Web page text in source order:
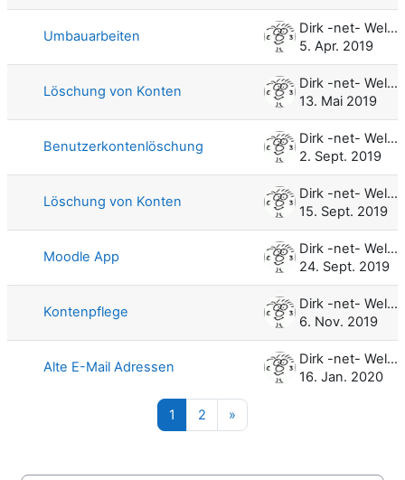
Umbauarbeiten
Dirk -net- Weller
5. Apr. 2019
Löschung von Konten
Dirk -net- Weller
13. Mai 2019
Benutzerkontenlöschung
Dirk -net- Weller
2. Sept. 2019
Löschung von Konten
Dirk -net- Weller
15. Sept. 2019
Moodle App
Dirk -net- Weller
24. Sept. 2019
Kontenpflege
Dirk -net- Weller
6. Nov. 2019
Alte E-Mail Adressen
Dirk -net- Weller
16. Jan. 2020
1 Seite 1
2 Seite 2
»